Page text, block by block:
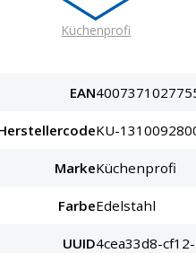
Küchenprofi
EAN
KU-
Marke Küchenprofi
Farbe Edelstahl
UUID 4cea33d8-